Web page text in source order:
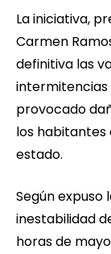
La iniciativa,
Carmen
definitiva las
intermitencias
provocado
los habitantes
estado.
Según expuso
inestabilidad
horas de